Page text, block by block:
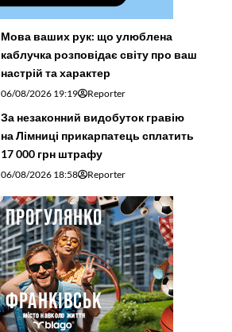
Мова ваших рук: що улюблена
каблучка розповідає світу про ваш
настрій та характер
06/08/2026 19:19 Reporter
За незаконний видобуток гравію
на Лімниці прикарпатець сплатить
17 000 грн штрафу
06/08/2026 18:58 Reporter